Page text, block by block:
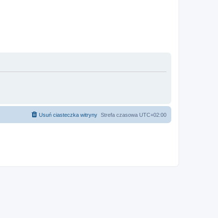
Strefa czasowa UTC+02:00
Usuń ciasteczka witryny